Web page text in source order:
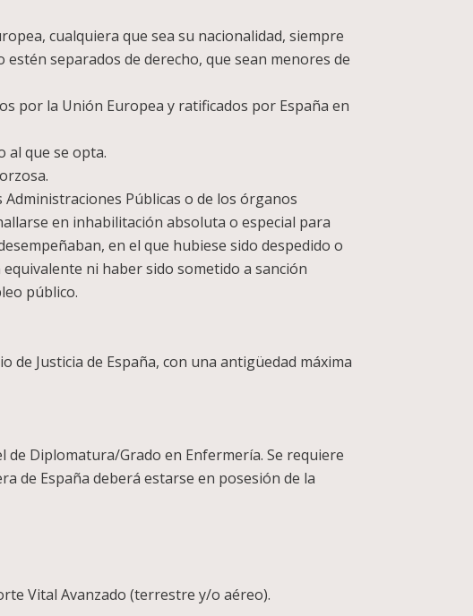
cualquiera que sea su nacionalidad, siempre
separados de derecho, que sean menores de
por la Unión Europea y ratificados por España en
al que se opta.
Públicas o de los órganos
en inhabilitación absoluta o especial para
en el que hubiese sido despedido o
ni haber sido sometido a sanción
público.
Justicia de España, con una antigüedad máxima
Diplomatura/Grado en Enfermería. Se requiere
de España deberá estarse en posesión de la
Vital Avanzado (terrestre y/o aéreo).